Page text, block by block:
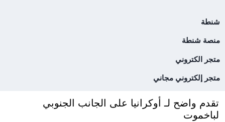
شنطة
منصة شنطة
متجر الكتروني
متجر إلكتروني مجاني
تقدم واضح لـ أوكرانيا على الجانب الجنوبي
لباخموت